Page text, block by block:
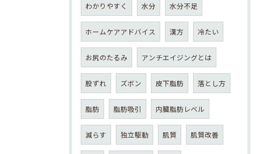
わかりやすく 水分 水分不足
ホームケアアドバイス 漢方 冷たい
お尻のたるみ アンチエイジングとは
股ずれ ズボン 皮下脂肪 落とし方
脂肪 脂肪吸引 内臓脂肪レベル
減らす 独立駆動 肌質 肌質改善